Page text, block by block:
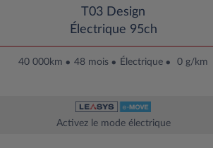
T03 Design
Électrique 95ch
40 000km 48 mois Électrique 0 g/km
Activez le mode électrique